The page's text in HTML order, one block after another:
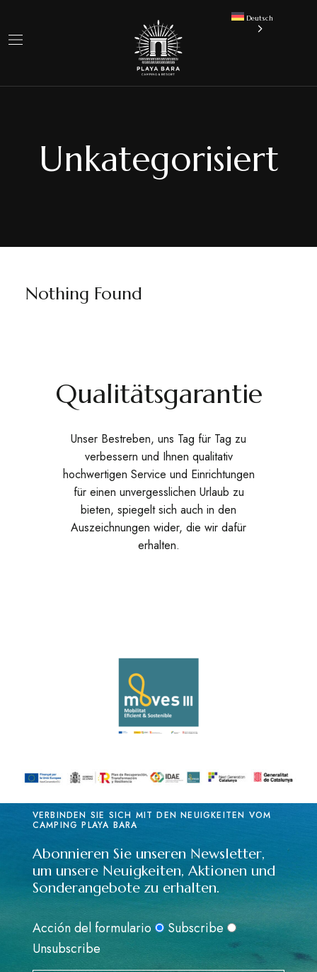
Deutsch
Unkategorisiert
Nothing Found
Qualitätsgarantie
Unser Bestreben, uns Tag für Tag zu
verbessern und Ihnen qualitativ
hochwertigen Service und Einrichtungen
für einen unvergesslichen Urlaub zu
bieten, spiegelt sich auch in den
Auszeichnungen wider, die wir dafür
erhalten.
VERBINDEN SIE SICH MIT DEN NEUIGKEITEN VOM
CAMPING PLAYA BARA
Abonnieren Sie unseren Newsletter,
um unsere Neuigkeiten, Aktionen und
Sonderangebote zu erhalten.
Acción del formulario
Subscribe
Unsubscribe